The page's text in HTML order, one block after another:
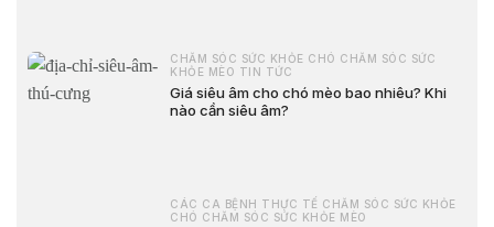
CHĂM SÓC SỨC KHỎE CHÓ CHĂM SÓC SỨC
KHỎE MÈO TIN TỨC
Giá siêu âm cho chó mèo bao nhiêu? Khi
nào cần siêu âm?
CÁC CA BỆNH THỰC TẾ CHĂM SÓC SỨC KHỎE
CHÓ CHĂM SÓC SỨC KHỎE MÈO